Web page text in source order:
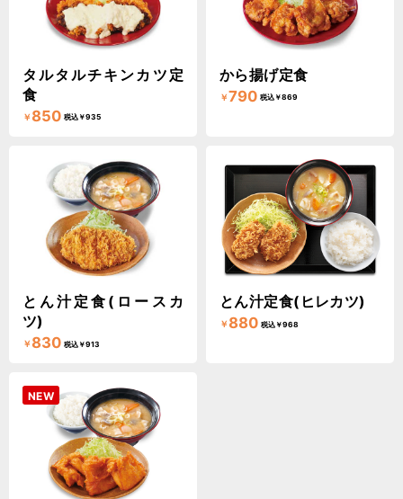
タルタルチキンカツ定
食
￥850 税込￥935
から揚げ定食
￥790 税込￥869
とん汁定食(ロースカ
ツ)
￥830 税込￥913
とん汁定食(ヒレカツ)
￥880 税込￥968
NEW